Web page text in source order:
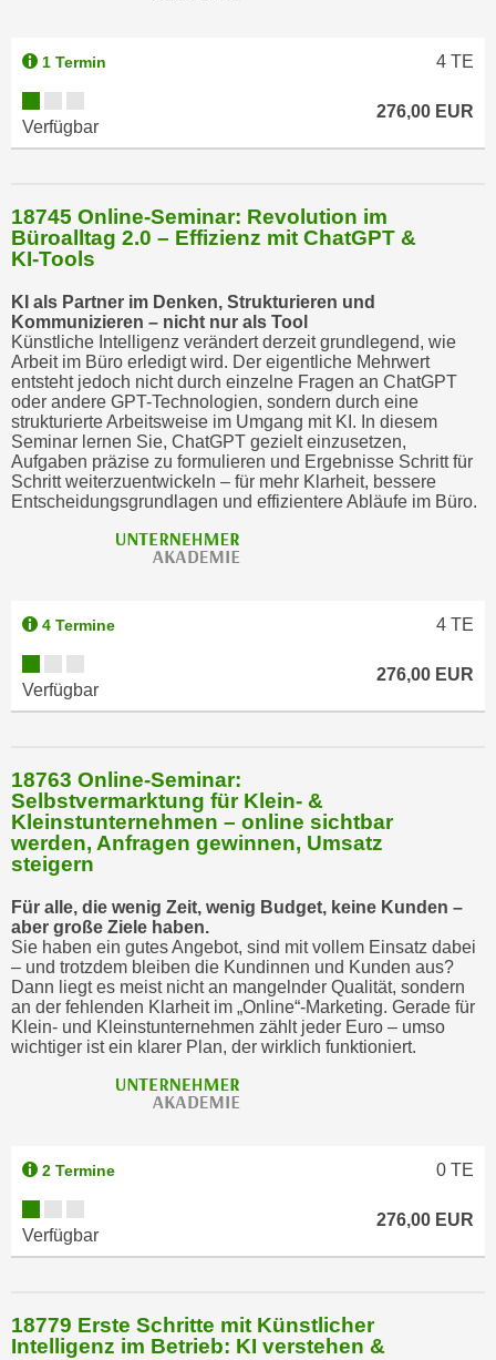
1 Termin 4 TE
Verfügbar
276,00 EUR
18745 Online-Seminar: Revolution im
Büroalltag 2.0 – Effizienz mit ChatGPT &
KI-Tools
KI als Partner im Denken, Strukturieren und
Kommunizieren – nicht nur als Tool
Künstliche Intelligenz verändert derzeit grundlegend, wie
Arbeit im Büro erledigt wird. Der eigentliche Mehrwert
entsteht jedoch nicht durch einzelne Fragen an ChatGPT
oder andere GPT-Technologien, sondern durch eine
strukturierte Arbeitsweise im Umgang mit KI. In diesem
Seminar lernen Sie, ChatGPT gezielt einzusetzen,
Aufgaben präzise zu formulieren und Ergebnisse Schritt für
Schritt weiterzuentwickeln – für mehr Klarheit, bessere
Entscheidungsgrundlagen und effizientere Abläufe im Büro.
4 Termine 4 TE
Verfügbar
276,00 EUR
18763 Online-Seminar:
Selbstvermarktung für Klein- &
Kleinstunternehmen – online sichtbar
werden, Anfragen gewinnen, Umsatz
steigern
Für alle, die wenig Zeit, wenig Budget, keine Kunden –
aber große Ziele haben.
Sie haben ein gutes Angebot, sind mit vollem Einsatz dabei
– und trotzdem bleiben die Kundinnen und Kunden aus?
Dann liegt es meist nicht an mangelnder Qualität, sondern
an der fehlenden Klarheit im „Online“-Marketing. Gerade für
Klein- und Kleinstunternehmen zählt jeder Euro – umso
wichtiger ist ein klarer Plan, der wirklich funktioniert.
2 Termine 0 TE
Verfügbar
276,00 EUR
18779 Erste Schritte mit Künstlicher
Intelligenz im Betrieb: KI verstehen &